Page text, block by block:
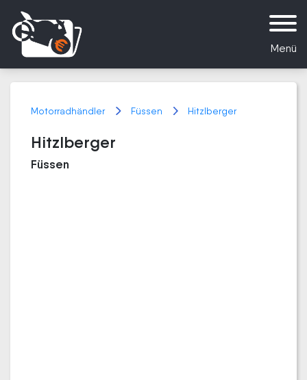
Menü
Motorradhändler Füssen Hitzlberger
Hitzlberger
Füssen